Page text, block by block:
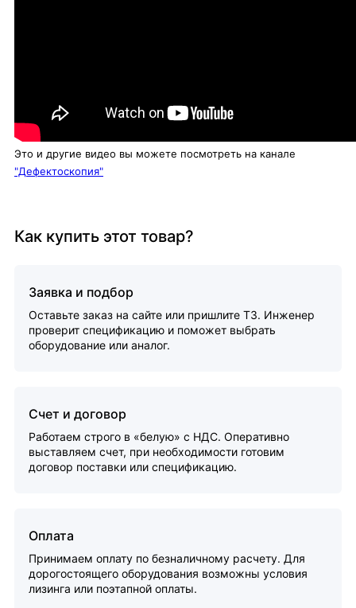
Это и другие видео вы можете посмотреть на канале
"Дефектоскопия"
Как купить этот товар?
Заявка и подбор
Оставьте заказ на сайте или пришлите ТЗ. Инженер
проверит спецификацию и поможет выбрать
оборудование или аналог.
Счет и договор
Работаем строго в «белую» с НДС. Оперативно
выставляем счет, при необходимости готовим
договор поставки или спецификацию.
Оплата
Принимаем оплату по безналичному расчету. Для
дорогостоящего оборудования возможны условия
лизинга или поэтапной оплаты.